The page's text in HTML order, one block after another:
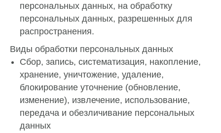
персональных данных, на обработку
персональных данных, разрешенных для
распространения.
Виды обработки персональных данных
Сбор, запись, систематизация, накопление,
хранение, уничтожение, удаление,
блокирование уточнение (обновление,
изменение), извлечение, использование,
передача и обезличивание персональных
данных